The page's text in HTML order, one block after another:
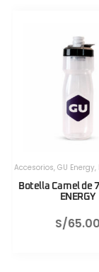
Válvula CNC
S/